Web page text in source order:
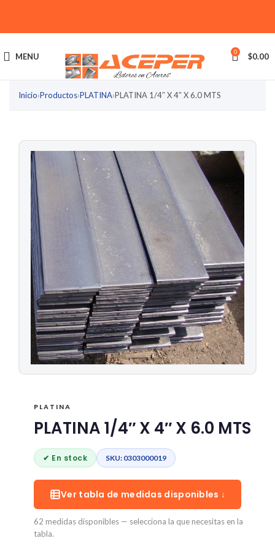
MENU 0 $0.00
Inicio›Productos›PLATINA›PLATINA 1/4″ X 4″ X 6.0 MTS
PLATINA
PLATINA 1/4″ X 4″ X 6.0 MTS
✔ En stock SKU: 0303000019
Ver tabla de medidas disponibles ↓
62 medidas disponibles — selecciona la que necesitas en la
tabla.